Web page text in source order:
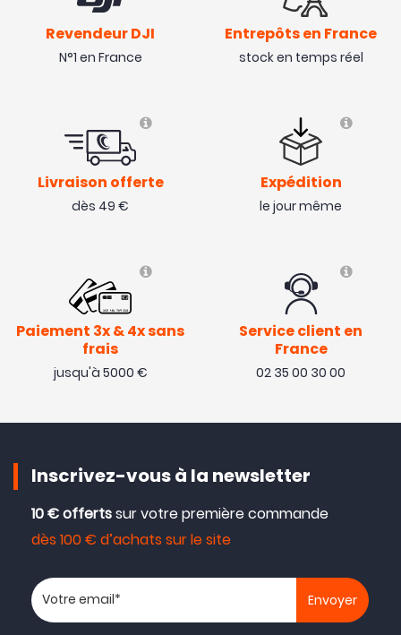
Revendeur DJI
N°1 en France
Entrepôts en France
stock en temps réel
Livraison offerte
dès 49 €
Expédition
le jour même
Paiement 3x & 4x sans
frais
jusqu'à 5000 €
Service client en
France
02 35 00 30 00
Inscrivez-vous à la newsletter
10 € offertssur votre première commande
dès 100 € d’achats sur le site
Votre adresse email